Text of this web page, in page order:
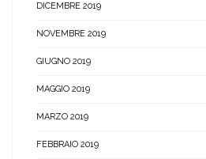
DICEMBRE 2019
NOVEMBRE 2019
GIUGNO 2019
MAGGIO 2019
MARZO 2019
FEBBRAIO 2019